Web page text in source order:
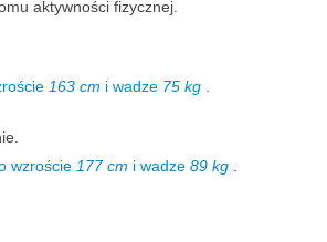
aktywności fizycznej.
163 cm i wadze 75 kg .
wzroście 177 cm i wadze 89 kg .